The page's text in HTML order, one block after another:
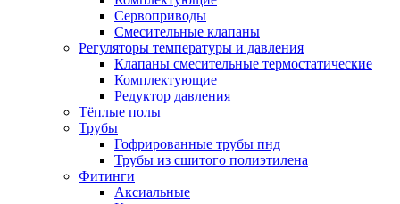
Сервоприводы
Смесительные клапаны
Регуляторы температуры и давления
Клапаны смесительные термостатические
Комплектующие
Редуктор давления
Тёплые полы
Трубы
Гофрированные трубы пнд
Трубы из сшитого полиэтилена
Фитинги
Аксиальные